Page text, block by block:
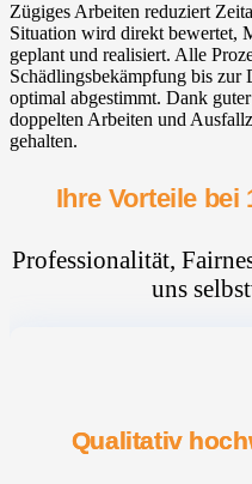
Zügiges Arbeiten reduziert
Situation wird direkt bewertet,
geplant und realisiert. Alle
Schädlingsbekämpfung bis zur
optimal abgestimmt. Dank
doppelten Arbeiten und
gehalten.
Ihre Vorteile bei
Professionalität,
uns
Qualitativ